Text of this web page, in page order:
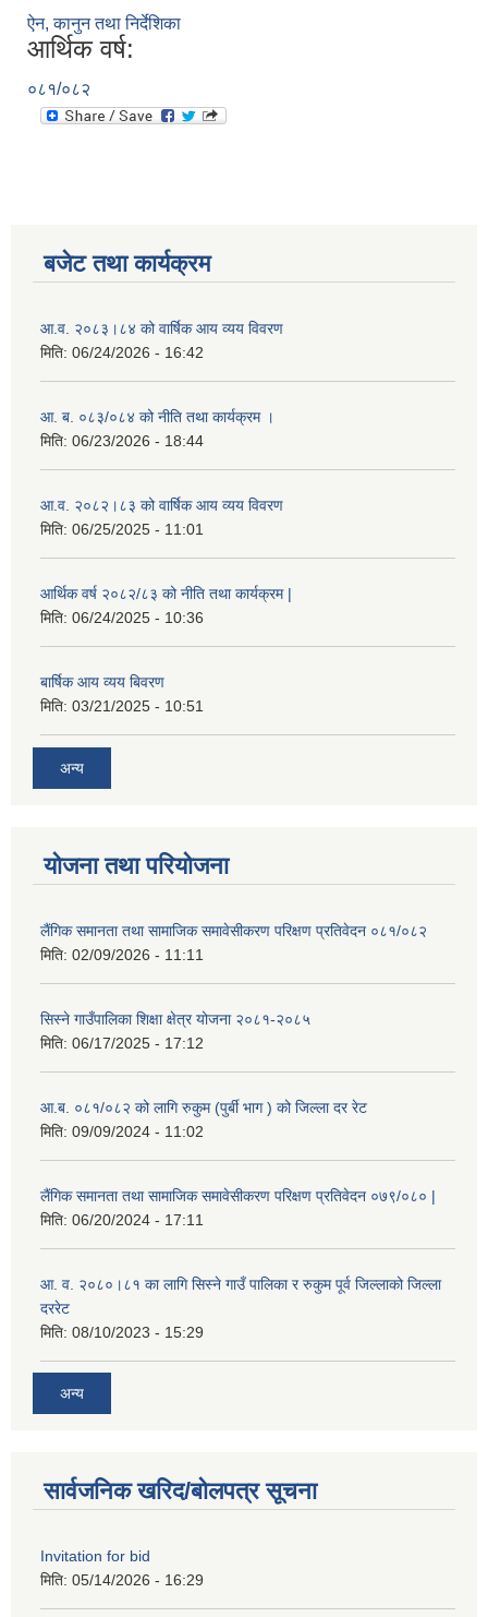
ऐन, कानुन तथा निर्देशिका
आर्थिक वर्ष:
०८१/०८२
बजेट तथा कार्यक्रम
आ.व. २०८३।८४ को वार्षिक आय व्यय विवरण
मिति: 06/24/2026 - 16:42
आ. ब. ०८३/०८४ को नीति तथा कार्यक्रम ।
मिति: 06/23/2026 - 18:44
आ.व. २०८२।८३ को वार्षिक आय व्यय विवरण
मिति: 06/25/2025 - 11:01
आर्थिक वर्ष २०८२/८३ को नीति तथा कार्यक्रम |
मिति: 06/24/2025 - 10:36
बार्षिक आय व्यय बिवरण
मिति: 03/21/2025 - 10:51
अन्य
योजना तथा परियोजना
लैंगिक समानता तथा सामाजिक समावेसीकरण परिक्षण प्रतिवेदन ०८१/०८२
मिति: 02/09/2026 - 11:11
सिस्ने गाउँपालिका शिक्षा क्षेत्र योजना २०८१-२०८५
मिति: 06/17/2025 - 17:12
आ.ब. ०८१/०८२ को लागि रुकुम (पुर्बी भाग ) को जिल्ला दर रेट
मिति: 09/09/2024 - 11:02
लैंगिक समानता तथा सामाजिक समावेसीकरण परिक्षण प्रतिवेदन ०७९/०८० |
मिति: 06/20/2024 - 17:11
आ. व. २०८०।८१ का लागि सिस्ने गाउँ पालिका र रुकुम पूर्व जिल्लाको जिल्ला
दररेट
मिति: 08/10/2023 - 15:29
अन्य
सार्वजनिक खरिद/बोलपत्र सूचना
Invitation for bid
मिति: 05/14/2026 - 16:29